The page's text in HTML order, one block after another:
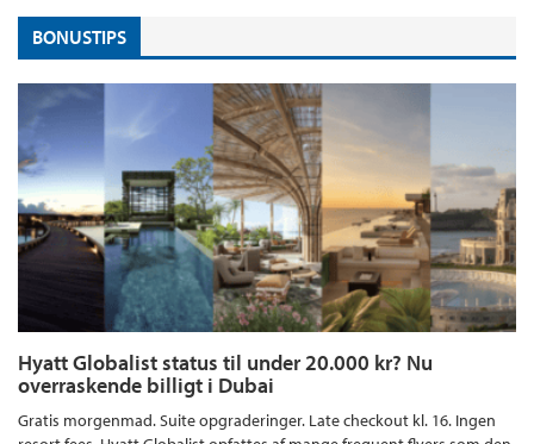
BONUSTIPS
Hyatt Globalist status til under 20.000 kr? Nu
overraskende billigt i Dubai
Gratis morgenmad. Suite opgraderinger. Late checkout kl. 16. Ingen